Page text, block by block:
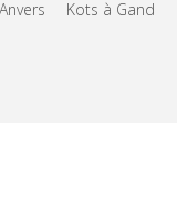
Kots à Gand